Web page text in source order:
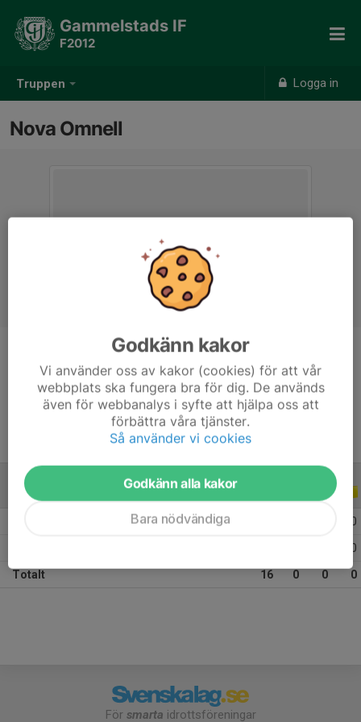
Truppen Logga in
Gammelstads IF
F2012
Nova Omnell
Ålder
13 år
ALLA SERIER
0
0
Totalt 16 0 0 0
För smarta idrottsföreningar
Godkänn kakor
Vi använder oss av kakor (cookies) för att vår
webbplats ska fungera bra för dig. De används
även för webbanalys i syfte att hjälpa oss att
förbättra våra tjänster.
Så använder vi cookies
Godkänn alla kakor
Bara nödvändiga